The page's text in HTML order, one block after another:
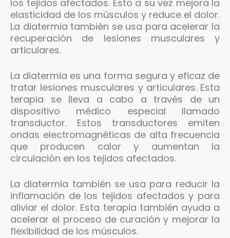
los tejidos afectados. Esto a su vez mejora la
elasticidad de los músculos y reduce el dolor.
La diatermia también se usa para acelerar la
recuperación de lesiones musculares y
articulares.
La diatermia es una forma segura y eficaz de
tratar lesiones musculares y articulares. Esta
terapia se lleva a cabo a través de un
dispositivo médico especial llamado
transductor. Estos transductores emiten
ondas electromagnéticas de alta frecuencia
que producen calor y aumentan la
circulación en los tejidos afectados.
La diatermia también se usa para reducir la
inflamación de los tejidos afectados y para
aliviar el dolor. Esta terapia también ayuda a
acelerar el proceso de curación y mejorar la
flexibilidad de los músculos.